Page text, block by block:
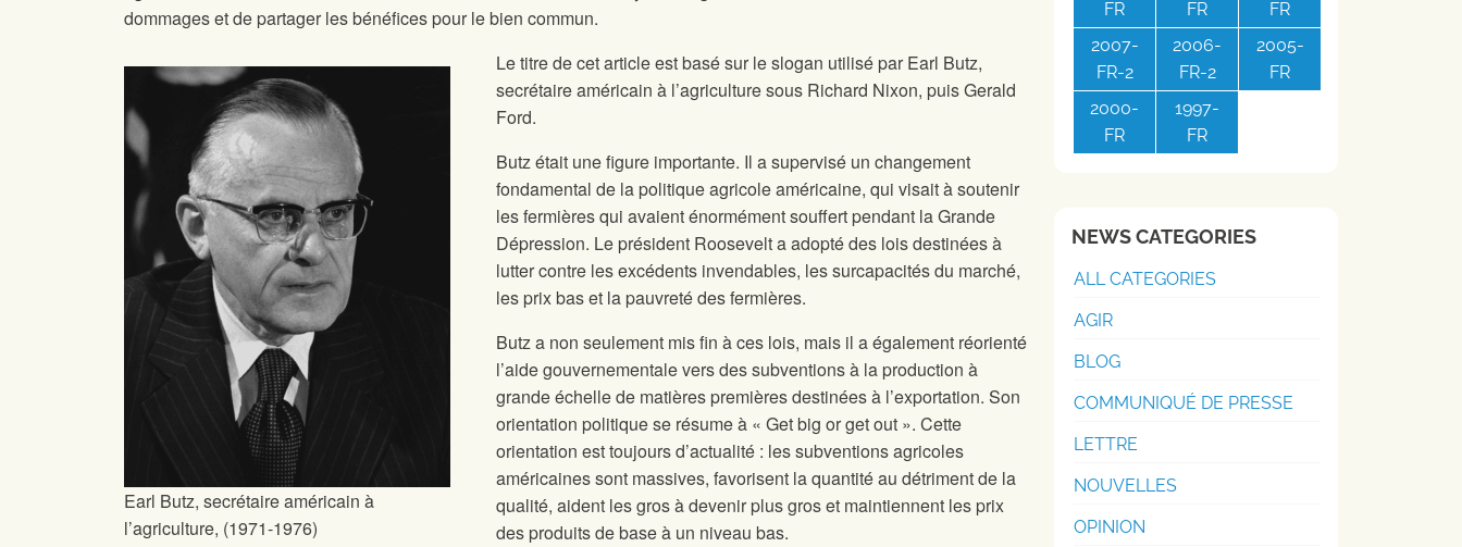
dommages et de partager les bénéfices pour le bien commun.
Earl Butz, secrétaire américain à
l’agriculture, (1971-1976)
Le titre de cet article est basé sur le slogan utilisé par Earl Butz,
secrétaire américain à l’agriculture sous Richard Nixon, puis Gerald
Ford.
Butz était une figure importante. Il a supervisé un changement
fondamental de la politique agricole américaine, qui visait à soutenir
les fermières qui avaient énormément souffert pendant la Grande
Dépression. Le président Roosevelt a adopté des lois destinées à
lutter contre les excédents invendables, les surcapacités du marché,
les prix bas et la pauvreté des fermières.
Butz a non seulement mis fin à ces lois, mais il a également réorienté
l’aide gouvernementale vers des subventions à la production à
grande échelle de matières premières destinées à l’exportation. Son
orientation politique se résume à « Get big or get out ». Cette
orientation est toujours d’actualité : les subventions agricoles
américaines sont massives, favorisent la quantité au détriment de la
qualité, aident les gros à devenir plus gros et maintiennent les prix
des produits de base à un niveau bas.
FR
FR
FR
2007-
FR-2
2006-
FR-2
2005-
FR
2000-
FR
1997-
FR
NEWS CATEGORIES
ALL CATEGORIES
AGIR
BLOG
COMMUNIQUÉ DE PRESSE
LETTRE
NOUVELLES
OPINION